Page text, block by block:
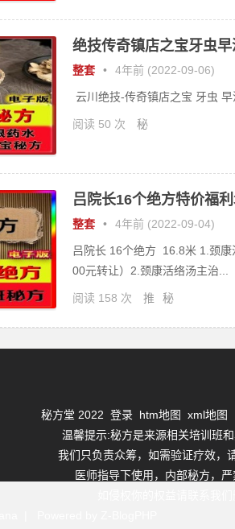
绝技传奇镇店之宝牙虫
整套 • 4年前 (2022-09-06)
云川绝技-传奇镇店之宝 牙虫
阅读 50 次 秘
吕院长16个绝方特价福
整套 • 4年前 (2022-09-04)
吕院长 16个绝方 16.8米 1.颈
00元转让）2.颈康活络汤主治...
阅读 158 次 推 秘
秘方堂 2022 登录 htm地图 xml地图
温馨提示:秘方是来源相关培训班和
我们只负责众筹，如需验证疗效，
医师指导下使用，内部秘方，严